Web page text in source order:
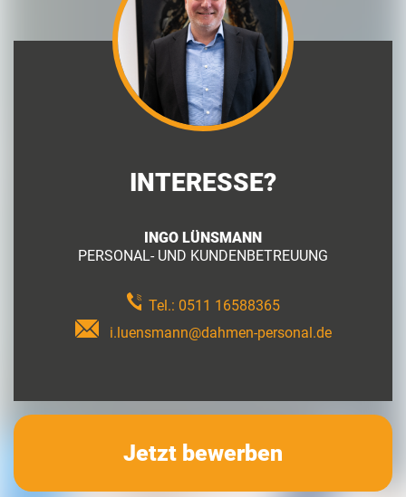
INTERESSE?
INGO LÜNSMANN
PERSONAL- UND KUNDENBETREUUNG
Tel.: 0511 16588365
i.luensmann@dahmen-personal.de
Jetzt bewerben